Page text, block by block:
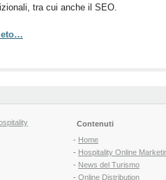
tra cui anche il SEO.
Contenuti
- Home
- Hospitality Online
- News del Turismo
- Online Distribution